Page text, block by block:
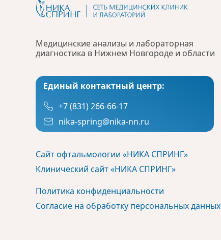
Медицинские анализы и лабораторная
диагностика в Нижнем Новгороде и области
Единый контактный центр:
+7 (831) 266-66-17
nika-spring@nika-nn.ru
Сайт офтальмологии «НИКА СПРИНГ»
Клинический сайт «НИКА СПРИНГ»
Политика конфиденциальности
Согласие на обработку персональных данных